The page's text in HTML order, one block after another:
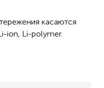
касаются
ion, Li-polymer.